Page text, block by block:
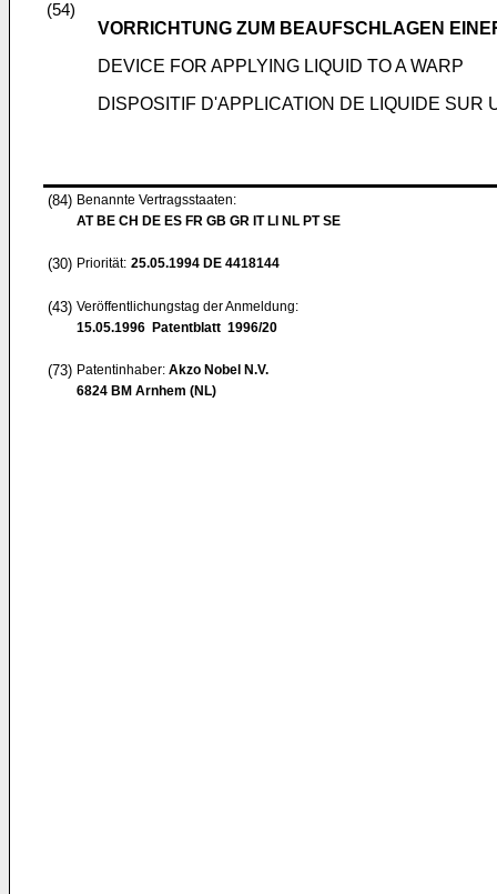
(54)
VORRICHTUNG ZUM BEAUFSCHLAGEN
DEVICE FOR APPLYING LIQUID TO A WARP
DISPOSITIF D'APPLICATION DE LIQUIDE SUR
(84) Benannte Vertragsstaaten:
AT BE CH DE ES FR GB GR IT LI NL PT SE
(30) Priorität: 25.05.1994 DE 4418144
(43) Veröffentlichungstag der Anmeldung:
15.05.1996 Patentblatt 1996/20
(73) Patentinhaber: Akzo Nobel N.V.
6824 BM Arnhem (NL)